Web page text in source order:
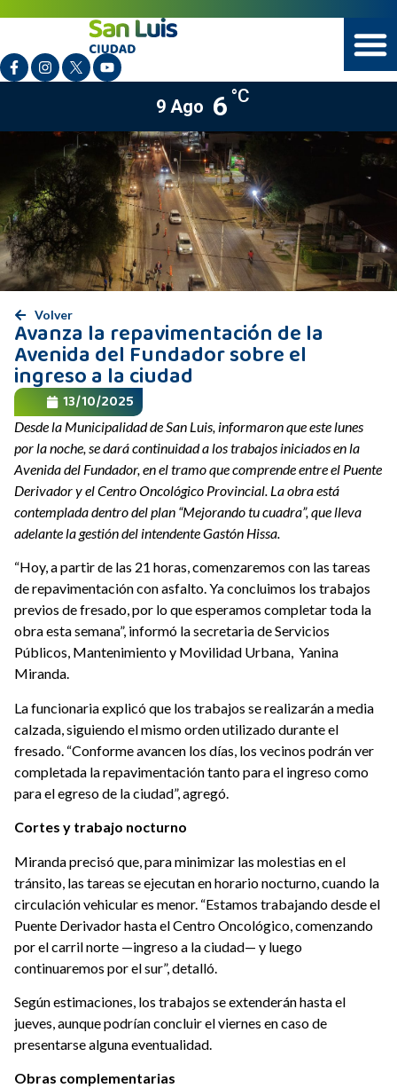
9 Ago 6 °C
Volver
Avanza la repavimentación de la
Avenida del Fundador sobre el
ingreso a la ciudad
13/10/2025
Desde la Municipalidad de San Luis, informaron que este lunes
por la noche, se dará continuidad a los trabajos iniciados en la
Avenida del Fundador, en el tramo que comprende entre el Puente
Derivador y el Centro Oncológico Provincial. La obra está
contemplada dentro del plan “Mejorando tu cuadra”, que lleva
adelante la gestión del intendente Gastón Hissa.
“Hoy, a partir de las 21 horas, comenzaremos con las tareas
de repavimentación con asfalto. Ya concluimos los trabajos
previos de fresado, por lo que esperamos completar toda la
obra esta semana”, informó la secretaria de Servicios
Públicos, Mantenimiento y Movilidad Urbana, Yanina
Miranda.
La funcionaria explicó que los trabajos se realizarán a media
calzada, siguiendo el mismo orden utilizado durante el
fresado. “Conforme avancen los días, los vecinos podrán ver
completada la repavimentación tanto para el ingreso como
para el egreso de la ciudad”, agregó.
Cortes y trabajo nocturno
Miranda precisó que, para minimizar las molestias en el
tránsito, las tareas se ejecutan en horario nocturno, cuando la
circulación vehicular es menor. “Estamos trabajando desde el
Puente Derivador hasta el Centro Oncológico, comenzando
por el carril norte —ingreso a la ciudad— y luego
continuaremos por el sur”, detalló.
Según estimaciones, los trabajos se extenderán hasta el
jueves, aunque podrían concluir el viernes en caso de
presentarse alguna eventualidad.
Obras complementarias